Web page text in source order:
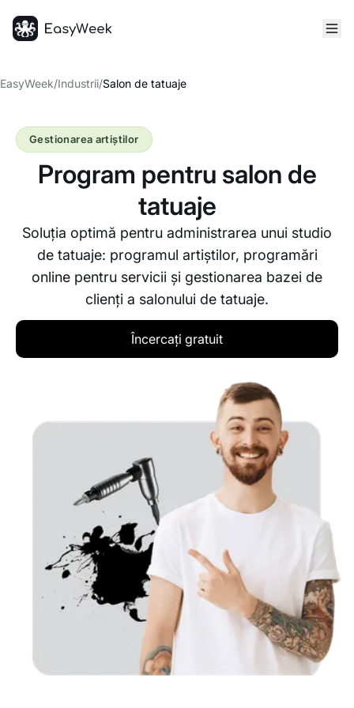
EasyWeek/Industrii/Salon de tatuaje
Program pentru salon de
tatuaje
Soluția optimă pentru administrarea unui studio
de tatuaje: programul artiștilor, programări
online pentru servicii și gestionarea bazei de
clienți a salonului de tatuaje.
Gestionarea artiștilor
Încercați gratuit